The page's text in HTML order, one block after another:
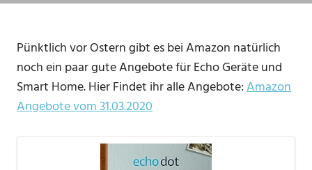
Pünktlich vor Ostern gibt es bei Amazon natürlich
noch ein paar gute Angebote für Echo Geräte und
Smart Home. Hier Findet ihr alle Angebote:Amazon
Angebote vom 31.03.2020